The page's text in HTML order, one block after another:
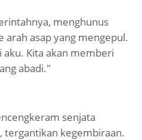
menghunus
arah asap yang mengepul.
aku. Kita akan memberi
abadi."
senjata
tergantikan kegembiraan.